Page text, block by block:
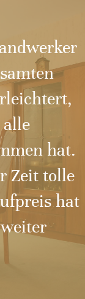
hat.
Zeit tolle
hat